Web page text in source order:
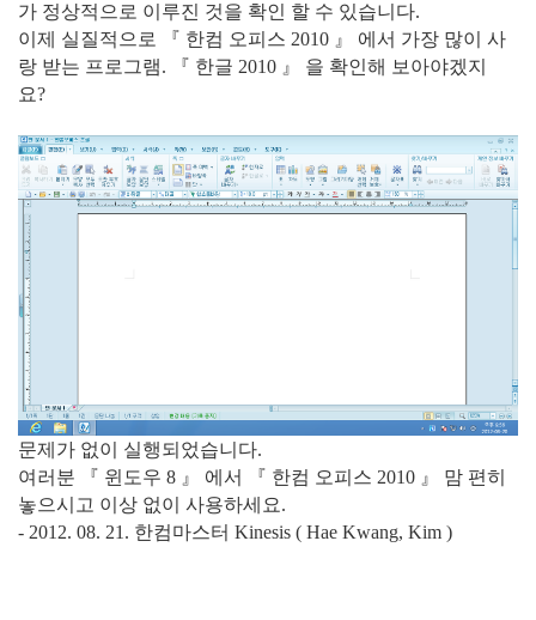
가 정상적으로 이루진 것을 확인 할 수 있습니다.
이제 실질적으로 『 한컴 오피스 2010 』 에서 가장 많이 사
랑 받는 프로그램. 『 한글 2010 』 을 확인해 보아야겠지
요?
문제가 없이 실행되었습니다.
여러분 『 윈도우 8 』 에서 『 한컴 오피스 2010 』 맘 편히
놓으시고 이상 없이 사용하세요.
- 2012. 08. 21. 한컴마스터 Kinesis ( Hae Kwang, Kim )